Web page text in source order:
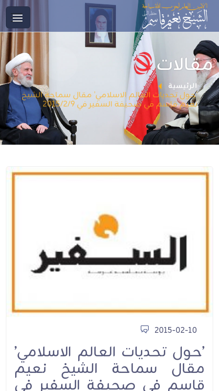
مقالات
الرئيسية
’حول تحديات العالم الاسلامي’ مقال سماحة الشيخ
نعيم قاسم في صحيفة السفير في 2015/2/9
2015-02-10
’حول تحديات العالم الاسلامي’
مقال سماحة الشيخ نعيم
قاسم في صحيفة السفير في